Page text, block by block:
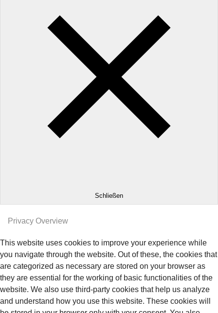
Schließen
Privacy Overview
This website uses cookies to improve your experience while
you navigate through the website. Out of these, the cookies that
are categorized as necessary are stored on your browser as
they are essential for the working of basic functionalities of the
website. We also use third-party cookies that help us analyze
and understand how you use this website. These cookies will